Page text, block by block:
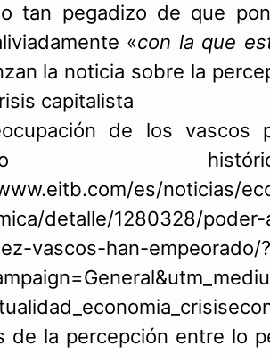
tan pegadizo de que
«con la que
la noticia sobre la
capitalista
de los vascos
es/noticias/
detalle/1280328/
vascos-han-empeorado/?
de la percepción entre lo